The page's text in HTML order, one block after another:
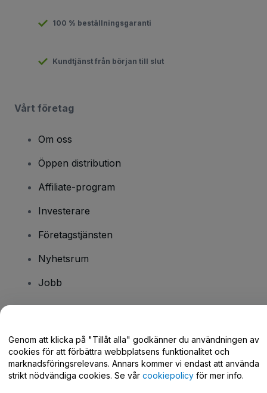
100 % beställningsgaranti
Kundtjänst från början till slut
Vårt företag
Om oss
Öppen distribution
Affiliate-program
Investerare
Företagstjänsten
Nyhetsrum
Jobb
Hjälpcenter / Kontakta oss
Genom att klicka på "Tillåt alla" godkänner du användningen av
cookies för att förbättra webbplatsens funktionalitet och
marknadsföringsrelevans. Annars kommer vi endast att använda
strikt nödvändiga cookies. Se vår cookiepolicy för mer info.